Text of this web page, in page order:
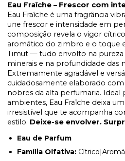
Eau Fraîche – Frescor com
Eau Fraîche é uma fragrância
une frescor e intensidade em
composição revela o vigor
aromático do zimbro e o toque
Timut — tudo envolto na pureza
minerais e na profundidade das
Extremamente agradável e
cuidadosamente elaborado
nobres da alta perfumaria. Ideal
ambientes, Eau Fraîche deixa
irresistível que te acompanha
estilo. Deixe-se envolver.
Eau de Parfum
Família Olfativa: